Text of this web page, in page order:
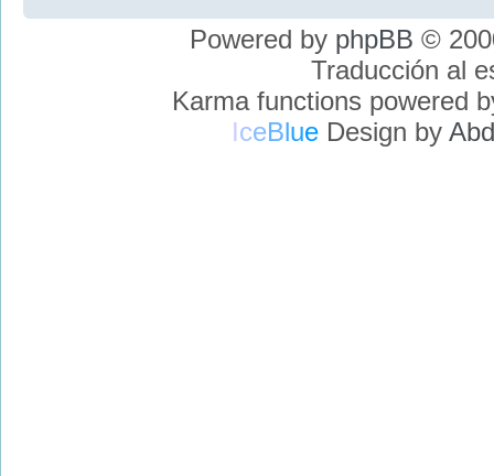
Powered by phpBB ©
Traducción al
Karma functions powered
IceBlueDesign by